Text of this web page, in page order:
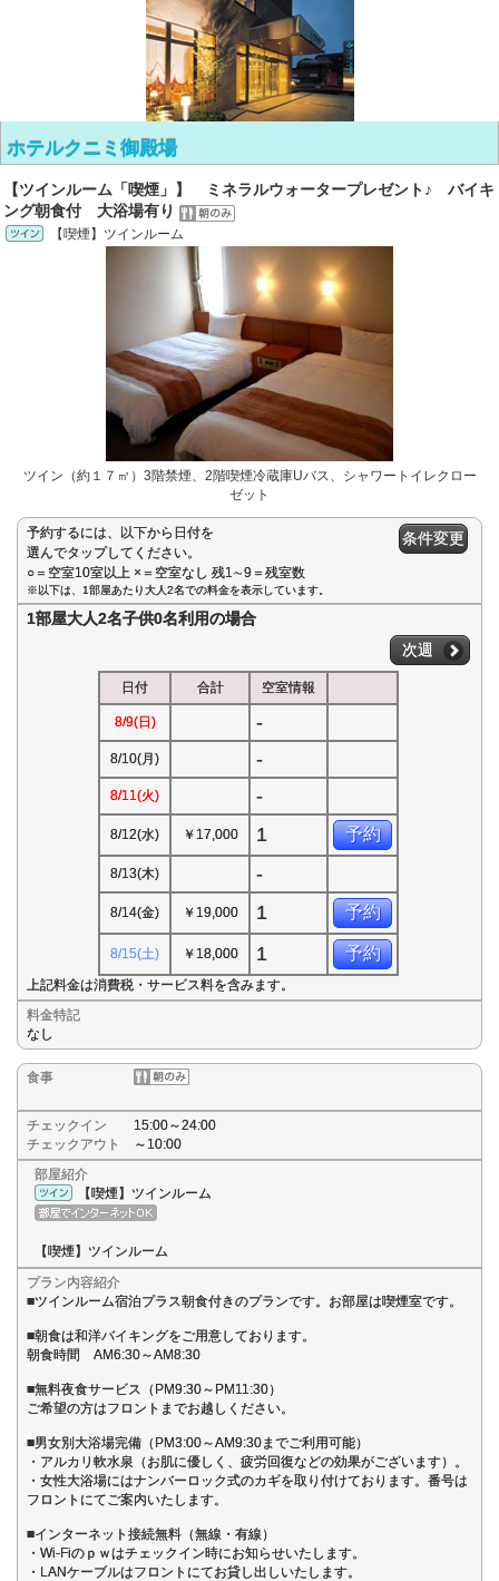
ホテルクニミ御殿場
【ツインルーム「喫煙」】 ミネラルウォータープレゼント♪ バイキ
ング朝食付 大浴場有り
【喫煙】ツインルーム
ツイン（約１７㎡）3階禁煙、2階喫煙冷蔵庫Uバス、シャワートイレクロー
ゼット
予約するには、以下から日付を
選んでタップしてください。
○＝空室10室以上 ×＝空室なし 残1∼9＝残室数
条件変更
※以下は、1部屋あたり大人2名での料金を表示しています。
1部屋大人2名子供0名利用の場合
次週
日付 合計 空室情報
8/9(日) -
8/10(月) -
8/11(火) -
8/12(水) ￥17,000 1 予約
8/13(木) -
8/14(金) ￥19,000 1 予約
8/15(土) ￥18,000 1 予約
上記料金は消費税・サービス料を含みます。
料金特記
なし
食事
チェックイン
15:00～24:00
チェックアウト
～10:00
部屋紹介
【喫煙】ツインルーム
【喫煙】ツインルーム
プラン内容紹介
■ツインルーム宿泊プラス朝食付きのプランです。お部屋は喫煙室です。
■朝食は和洋バイキングをご用意しております。
朝食時間 AM6:30～AM8:30
■無料夜食サービス（PM9:30～PM11:30）
ご希望の方はフロントまでお越しください。
■男女別大浴場完備（PM3:00～AM9:30までご利用可能）
・アルカリ軟水泉（お肌に優しく、疲労回復などの効果がございます）。
・女性大浴場にはナンバーロック式のカギを取り付けております。番号は
フロントにてご案内いたします。
■インターネット接続無料（無線・有線）
・Wi-Fiのｐｗはチェックイン時にお知らせいたします。
・LANケーブルはフロントにてお貸し出しいたします。